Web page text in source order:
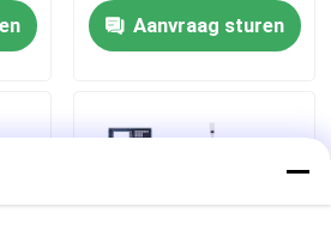
Aanvraag sturen